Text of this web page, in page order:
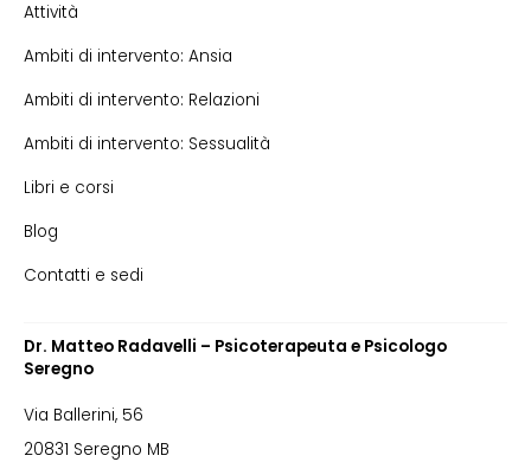
Attività
Ambiti di intervento: Ansia
Ambiti di intervento: Relazioni
Ambiti di intervento: Sessualità
Libri e corsi
Blog
Contatti e sedi
Dr. Matteo Radavelli – Psicoterapeuta e Psicologo
Seregno
Via Ballerini, 56
20831 Seregno MB